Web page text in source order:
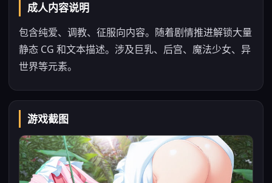
成人内容说明
包含纯爱、调教、征服向内容。随着剧情推进解锁大量
静态 CG 和文本描述。涉及巨乳、后宫、魔法少女、异
世界等元素。
游戏截图